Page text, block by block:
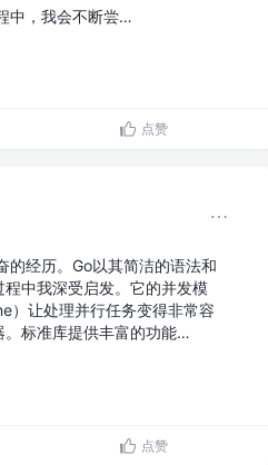
中，我会不断尝…
点赞
的经历。Go以其简洁的语法和
中我深受启发。它的并发模
）让处理并行任务变得非常容
。标准库提供丰富的功能…
点赞